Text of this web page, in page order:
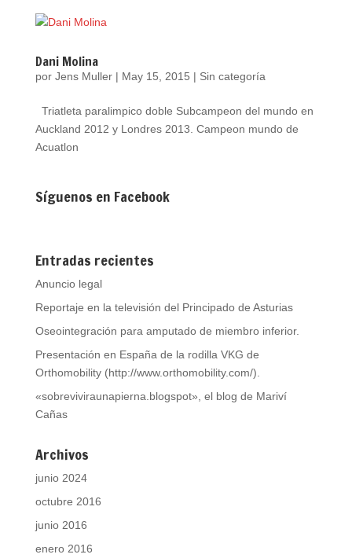
Dani Molina
por Jens Muller| May 15, 2015 | Sin categoría
Triatleta paralimpico doble Subcampeon del mundo en
Auckland 2012 y Londres 2013. Campeon mundo de
Acuatlon
Síguenos en Facebook
Entradas recientes
Anuncio legal
Reportaje en la televisión del Principado de Asturias
Oseointegración para amputado de miembro inferior.
Presentación en España de la rodilla VKG de
Orthomobility (http://www.orthomobility.com/).
«sobreviviraunapierna.blogspot», el blog de Mariví
Cañas
Archivos
junio 2024
octubre 2016
junio 2016
enero 2016